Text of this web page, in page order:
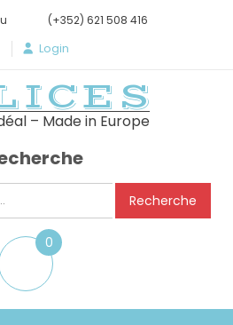
(+352) 621 508 416
Login
– Made in Europe
Recherche
0
item